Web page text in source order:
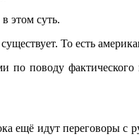
этом суть.
То есть
поводу
ещё идут переговоры с